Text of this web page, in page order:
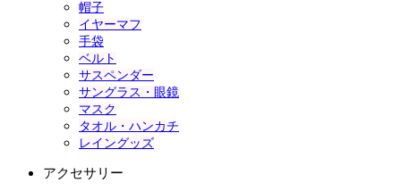
帽子
イヤーマフ
手袋
ベルト
サスペンダー
サングラス・眼鏡
マスク
タオル・ハンカチ
レイングッズ
アクセサリー